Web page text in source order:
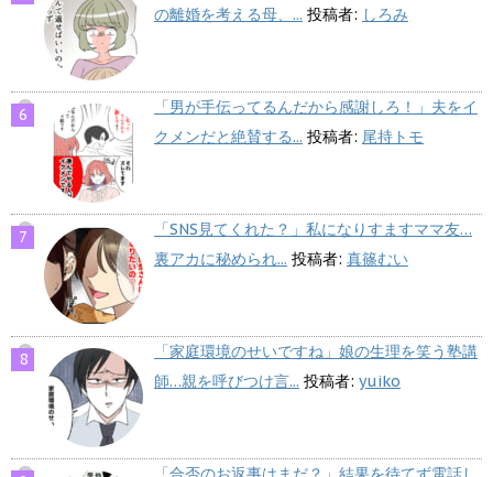
の離婚を考える母、... 投稿者: しろみ
「男が手伝ってるんだから感謝しろ！」夫をイ
クメンだと絶賛する... 投稿者: 尾持トモ
「SNS見てくれた？」私になりすますママ友…
裏アカに秘められ... 投稿者: 真篠むい
「家庭環境のせいですね」娘の生理を笑う塾講
師…親を呼びつけ言... 投稿者: yuiko